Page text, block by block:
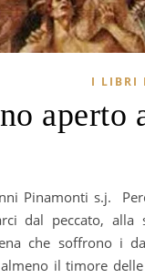
I LIBRI
aperto
dal peccato, alla
che soffrono i
almeno il timore